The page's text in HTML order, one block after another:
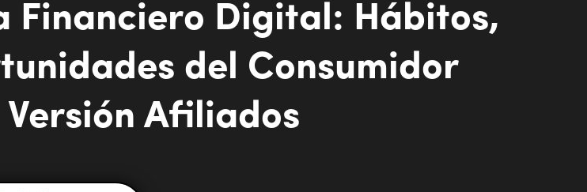
Financiero Digital: Hábitos,
del Consumidor
Afiliados